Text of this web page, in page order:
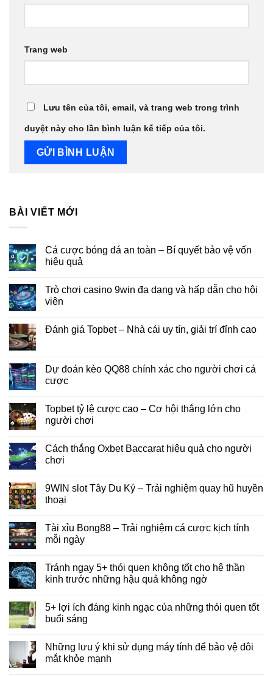
Trang web
Lưu tên của tôi, email, và trang web trong trình
duyệt này cho lần bình luận kế tiếp của tôi.
BÀI VIẾT MỚI
Cá cược bóng đá an toàn – Bí quyết bảo vệ vốn
hiệu quả
Trò chơi casino 9win đa dạng và hấp dẫn cho hội
viên
Đánh giá Topbet – Nhà cái uy tín, giải trí đỉnh cao
Dự đoán kèo QQ88 chính xác cho người chơi cá
cược
Topbet tỷ lệ cược cao – Cơ hội thắng lớn cho
người chơi
Cách thắng Oxbet Baccarat hiệu quả cho người
chơi
9WIN slot Tây Du Ký – Trải nghiệm quay hũ huyền
thoại
Tài xỉu Bong88 – Trải nghiệm cá cược kịch tính
mỗi ngày
Tránh ngay 5+ thói quen không tốt cho hệ thần
kinh trước những hậu quả không ngờ
5+ lợi ích đáng kinh ngạc của những thói quen tốt
buổi sáng
Những lưu ý khi sử dụng máy tính để bảo vệ đôi
mắt khỏe mạnh